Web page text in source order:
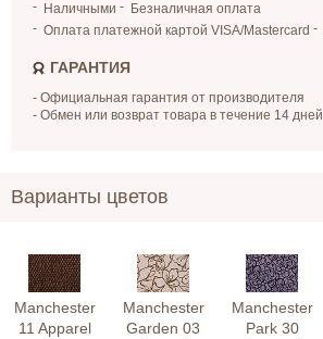
Наличными
Безналичная оплата
Оплата платежной картой VISA/Mastercard
ГАРАНТИЯ
- Официальная гарантия от производителя
- Обмен или возврат товара в течение 14 дней
Варианты цветов
Manchester
11 Apparel
Manchester
Garden 03
Manchester
Park 30